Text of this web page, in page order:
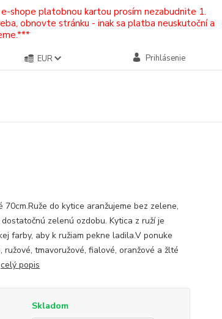
shope platobnou kartou prosím nezabudnite 1.
obnovte stránku - inak sa platba neuskutoční a
EUR Prihlásenie
do kytice aranžujeme bez zelene,
zelenú ozdobu. Kytica z ruží je
farby, aby k ružiam pekne ladila.V ponuke
ružové, tmavoružové, fialové, oranžové a žlté
celý popis
Skladom